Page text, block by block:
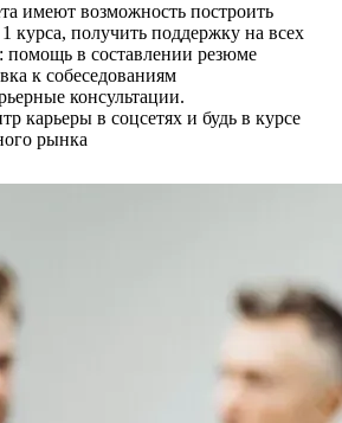
имеют возможность построить
курса, получить поддержку на всех
помощь в составлении резюме
к собеседованиям
консультации.
карьеры в соцсетях и будь в курсе
рынка